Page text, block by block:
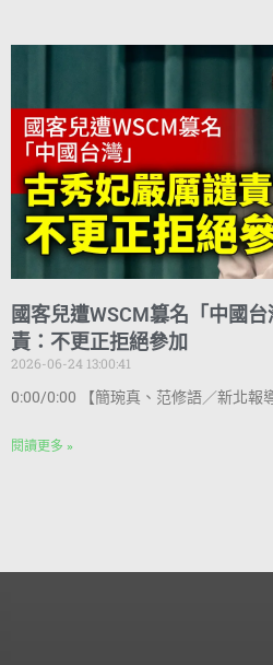
國客兒遭WSCM篡名「中國
責：不更正拒絕參加
2026-06-24 13:00:41
0:00/0:00 【簡琬真、范修語／新北報
閱讀更多 »